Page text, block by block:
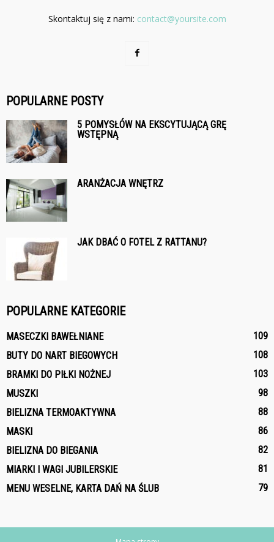
Skontaktuj się z nami: contact@yoursite.com
POPULARNE POSTY
5 POMYSŁÓW NA EKSCYTUJĄCĄ GRĘ
WSTĘPNĄ
ARANŻACJA WNĘTRZ
JAK DBAĆ O FOTEL Z RATTANU?
POPULARNE KATEGORIE
MASECZKI BAWEŁNIANE
109
BUTY DO NART BIEGOWYCH
108
BRAMKI DO PIŁKI NOŻNEJ
103
MUSZKI
98
BIELIZNA TERMOAKTYWNA
88
MASKI
86
BIELIZNA DO BIEGANIA
82
MIARKI I WAGI JUBILERSKIE
81
MENU WESELNE, KARTA DAŃ NA ŚLUB
79